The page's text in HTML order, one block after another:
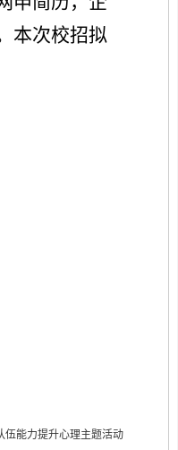
本次校招拟
伍能力提升心理主题活动